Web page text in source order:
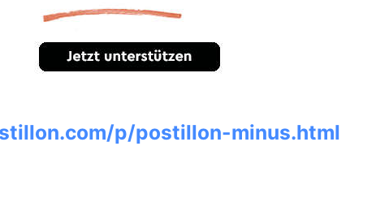
p/postillon-minus.html